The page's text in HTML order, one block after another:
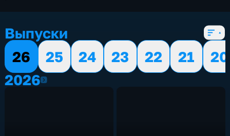
Выпуски
26
25 24 23 22 21
20
20262026